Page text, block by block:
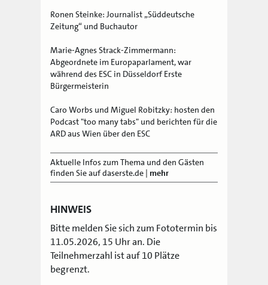
Ronen Steinke: Journalist „Süddeutsche
Zeitung“ und Buchautor
Marie-Agnes Strack-Zimmermann:
Abgeordnete im Europaparlament, war
während des ESC in Düsseldorf Erste
Bürgermeisterin
Caro Worbs und Miguel Robitzky: hosten den
Podcast "too many tabs" und berichten für die
ARD aus Wien über den ESC
Aktuelle Infos zum Thema und den Gästen
finden Sie auf daserste.de | mehr
HINWEIS
Bitte melden Sie sich zum Fototermin bis
11.05.2026, 15 Uhr an. Die
Teilnehmerzahl ist auf 10 Plätze
begrenzt.